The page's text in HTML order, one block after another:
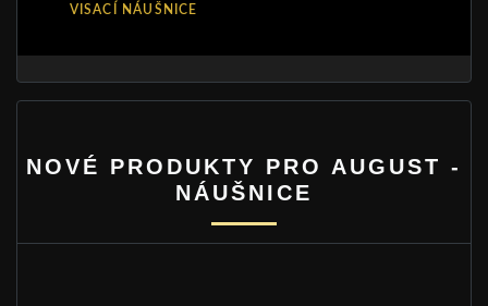
VISACÍ NÁUŠNICE
NOVÉ PRODUKTY PRO AUGUST -
NÁUŠNICE